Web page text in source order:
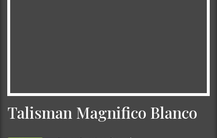
Talisman Magnifico Blanco